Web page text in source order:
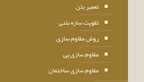
تعمیر بتن
تقویت سازه بتنی
روش مقاوم سازی
مقاوم سازی پی
مقاوم سازی ساختمان